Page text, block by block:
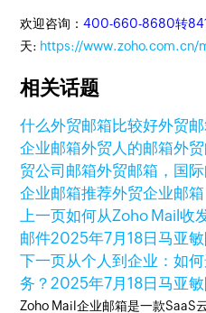
欢迎咨询：400-660-8680转841
天: https://www.zoho.com.cn/
相关话题
什么外贸邮箱比较好外贸
企业邮箱外贸人的邮箱外
贸公司邮箱外贸邮箱，国
企业邮箱推荐外贸企业邮箱
上一页如何从Zoho Mail收
邮件2025年7月18日马亚
下一页从个人到企业：如
务？2025年7月18日马亚
Zoho Mail企业邮箱是一款SaaS